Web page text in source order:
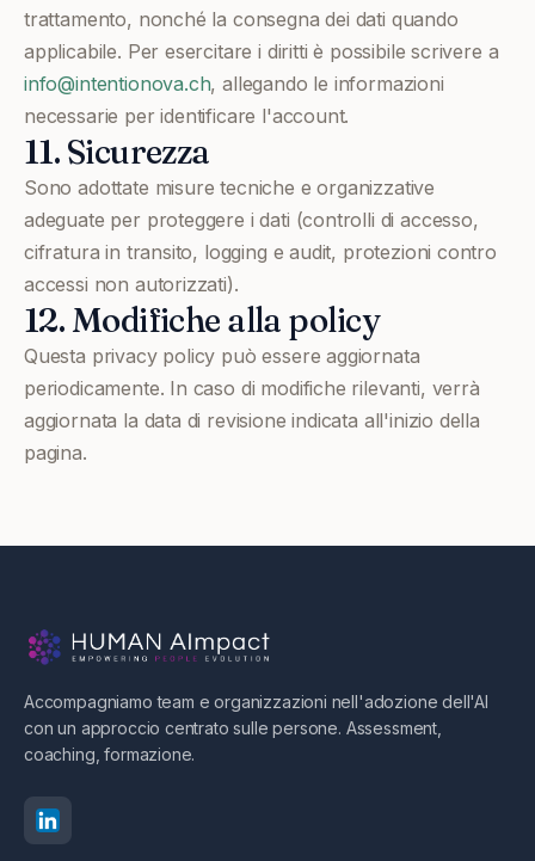
trattamento, nonché la consegna dei dati quando
applicabile. Per esercitare i diritti è possibile scrivere a
info@intentionova.ch, allegando le informazioni
necessarie per identificare l'account.
11. Sicurezza
Sono adottate misure tecniche e organizzative
adeguate per proteggere i dati (controlli di accesso,
cifratura in transito, logging e audit, protezioni contro
accessi non autorizzati).
12. Modifiche alla policy
Questa privacy policy può essere aggiornata
periodicamente. In caso di modifiche rilevanti, verrà
aggiornata la data di revisione indicata all'inizio della
pagina.
Accompagniamo team e organizzazioni nell'adozione dell'AI
con un approccio centrato sulle persone. Assessment,
coaching, formazione.